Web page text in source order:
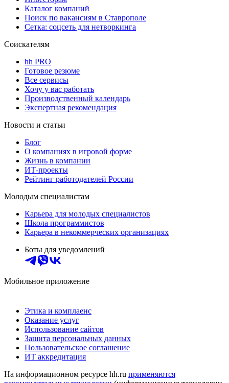
Каталог компаний
Поиск по вакансиям в Ставрополе
Сетка: соцсеть для нетворкинга
Соискателям
hh PRO
Готовое резюме
Все сервисы
Хочу у вас работать
Производственный календарь
Экспертная рекомендация
Новости и статьи
Блог
О компаниях в игровой форме
Жизнь в компании
ИТ-проекты
Рейтинг работодателей России
Молодым специалистам
Карьера для молодых специалистов
Школа программистов
Карьера в некоммерческих организациях
Боты для уведомлений
Мобильное приложение
Этика и комплаенс
Оказание услуг
Использование сайтов
Защита персональных данных
Пользовательское соглашение
ИТ аккредитация
На информационном ресурсе hh.ru применяются